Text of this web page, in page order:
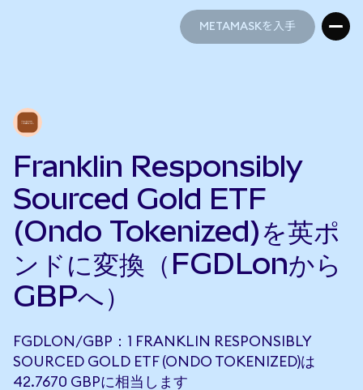
METAMASKを入手
Franklin Responsibly
Sourced Gold ETF
(Ondo Tokenized)を英ポ
ンドに変換（FGDLonから
GBPへ）
FGDLON/GBP：1 FRANKLIN RESPONSIBLY
SOURCED GOLD ETF (ONDO TOKENIZED)は
42.7670 GBPに相当します